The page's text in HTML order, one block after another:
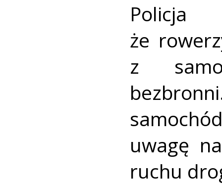
Policja
że
z
uwagę
ruchu